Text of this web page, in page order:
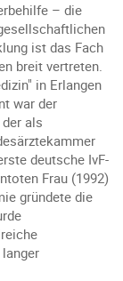
– die
ist das Fach
breit vertreten.
in Erlangen
war der
als
deutsche IvF-
Frau (1992)
gründete die